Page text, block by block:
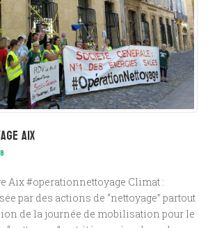
Aix
Aix #operationnettoyage Climat :
par des actions de “nettoyage” partout
de la journée de mobilisation pour le